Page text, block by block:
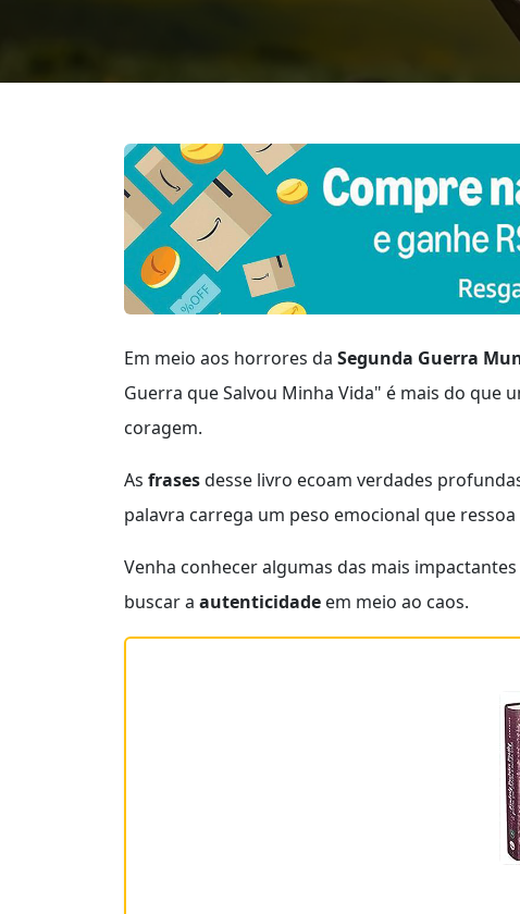
Em meio aos horrores da Segunda Guerra
Guerra que Salvou Minha Vida" é mais do
coragem.
As frasesdesse livro ecoam verdades
palavra carrega um peso emocional que
Venha conhecer algumas das mais impactantes
buscar a autenticidade em meio ao caos.